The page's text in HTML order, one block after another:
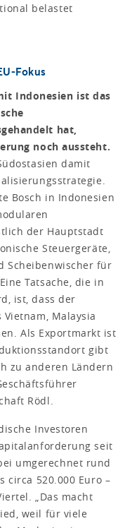
belastet
Fokus
Indonesien ist das
hat,
noch aussteht.
damit
Bosch in Indonesien
der Hauptstadt
Steuergeräte,
Scheibenwischer für
Tatsache, die in
ist, dass der
Malaysia
Als Exportmarkt ist
gibt
zu anderen Ländern
Rödl.
Investoren
seit
umgerechnet rund
circa 520.000 Euro –
„Das macht
weil für viele